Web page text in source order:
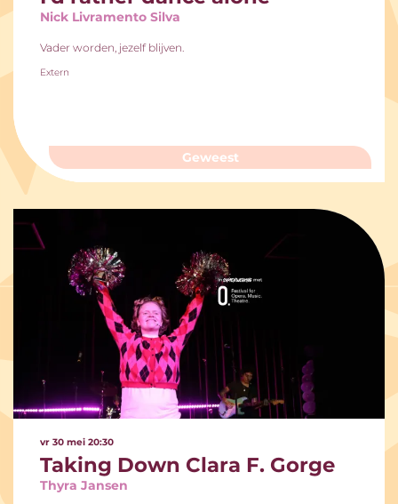
Nick Livramento Silva
Vader worden, jezelf blijven.
Extern
Geweest
Taking Down Clara F. Gorge
Thyra Jansen
vr 30 mei 20:30